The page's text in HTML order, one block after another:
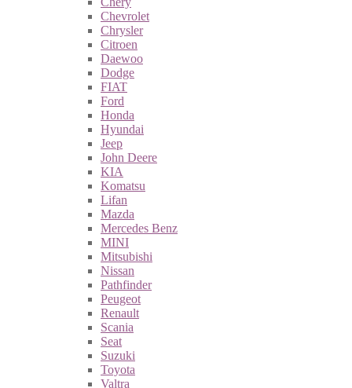
Chevrolet
Chrysler
Citroen
Daewoo
Dodge
FIAT
Ford
Honda
Hyundai
Jeep
John Deere
KIA
Komatsu
Lifan
Mazda
Mercedes Benz
MINI
Mitsubishi
Nissan
Pathfinder
Peugeot
Renault
Scania
Seat
Suzuki
Toyota
Valtra